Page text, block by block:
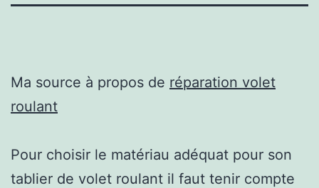
Ma source à propos de réparation volet
roulant
Pour choisir le matériau adéquat pour son
tablier de volet roulant il faut tenir compte